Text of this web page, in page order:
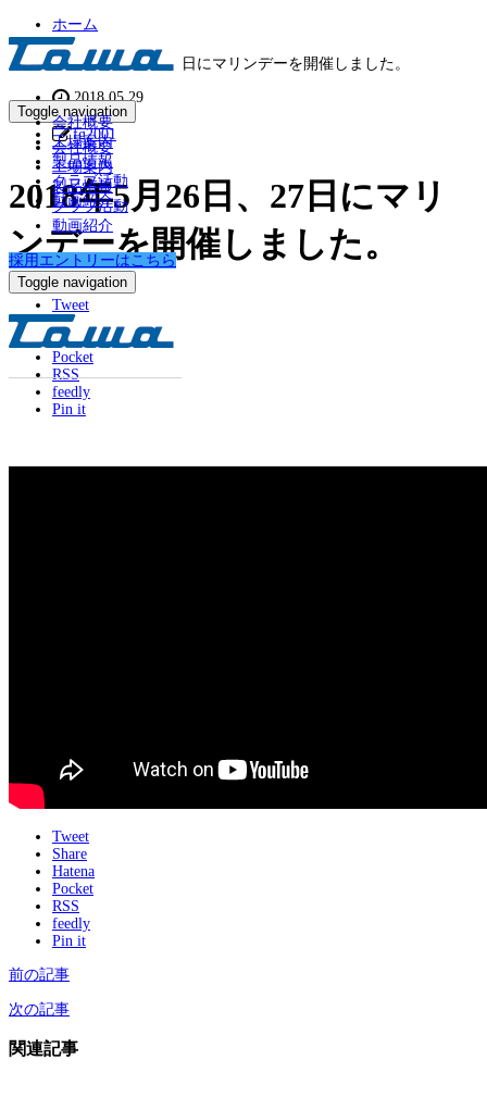
Toggle navigation
会社概要
工場案内
製品情報
クラブ活動
動画紹介
採用エントリーはこちら
Toggle navigation
会社概要
工場案内
製品情報
クラブ活動
動画紹介
ホーム
お知らせ
2018年5月26日、27日にマリンデーを開催しました。
2018.05.29
お知らせ
fg2001
2018年5月26日、27日にマリ
ンデーを開催しました。
Tweet
Share
Hatena
Pocket
RSS
feedly
Pin it
Tweet
Share
Hatena
Pocket
RSS
feedly
Pin it
前の記事
次の記事
関連記事